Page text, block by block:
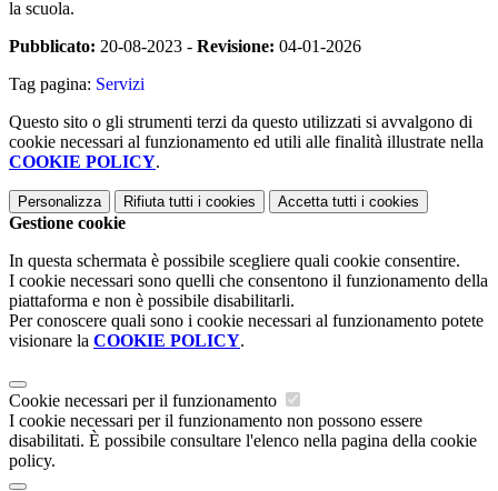
la scuola.
Pubblicato: 20-08-2023 - Revisione: 04-01-2026
Tag pagina: Servizi
Questo sito o gli strumenti terzi da questo utilizzati si avvalgono di
cookie necessari al funzionamento ed utili alle finalità illustrate nella
COOKIE POLICY.
Personalizza Rifiuta tutti i cookies Accetta tutti i cookies
Gestione cookie
In questa schermata è possibile scegliere quali cookie consentire.
I cookie necessari sono quelli che consentono il funzionamento della
piattaforma e non è possibile disabilitarli.
Per conoscere quali sono i cookie necessari al funzionamento potete
visionare la COOKIE POLICY.
Cookie necessari per il funzionamento
I cookie necessari per il funzionamento non possono essere
disabilitati. È possibile consultare l'elenco nella pagina della cookie
policy.